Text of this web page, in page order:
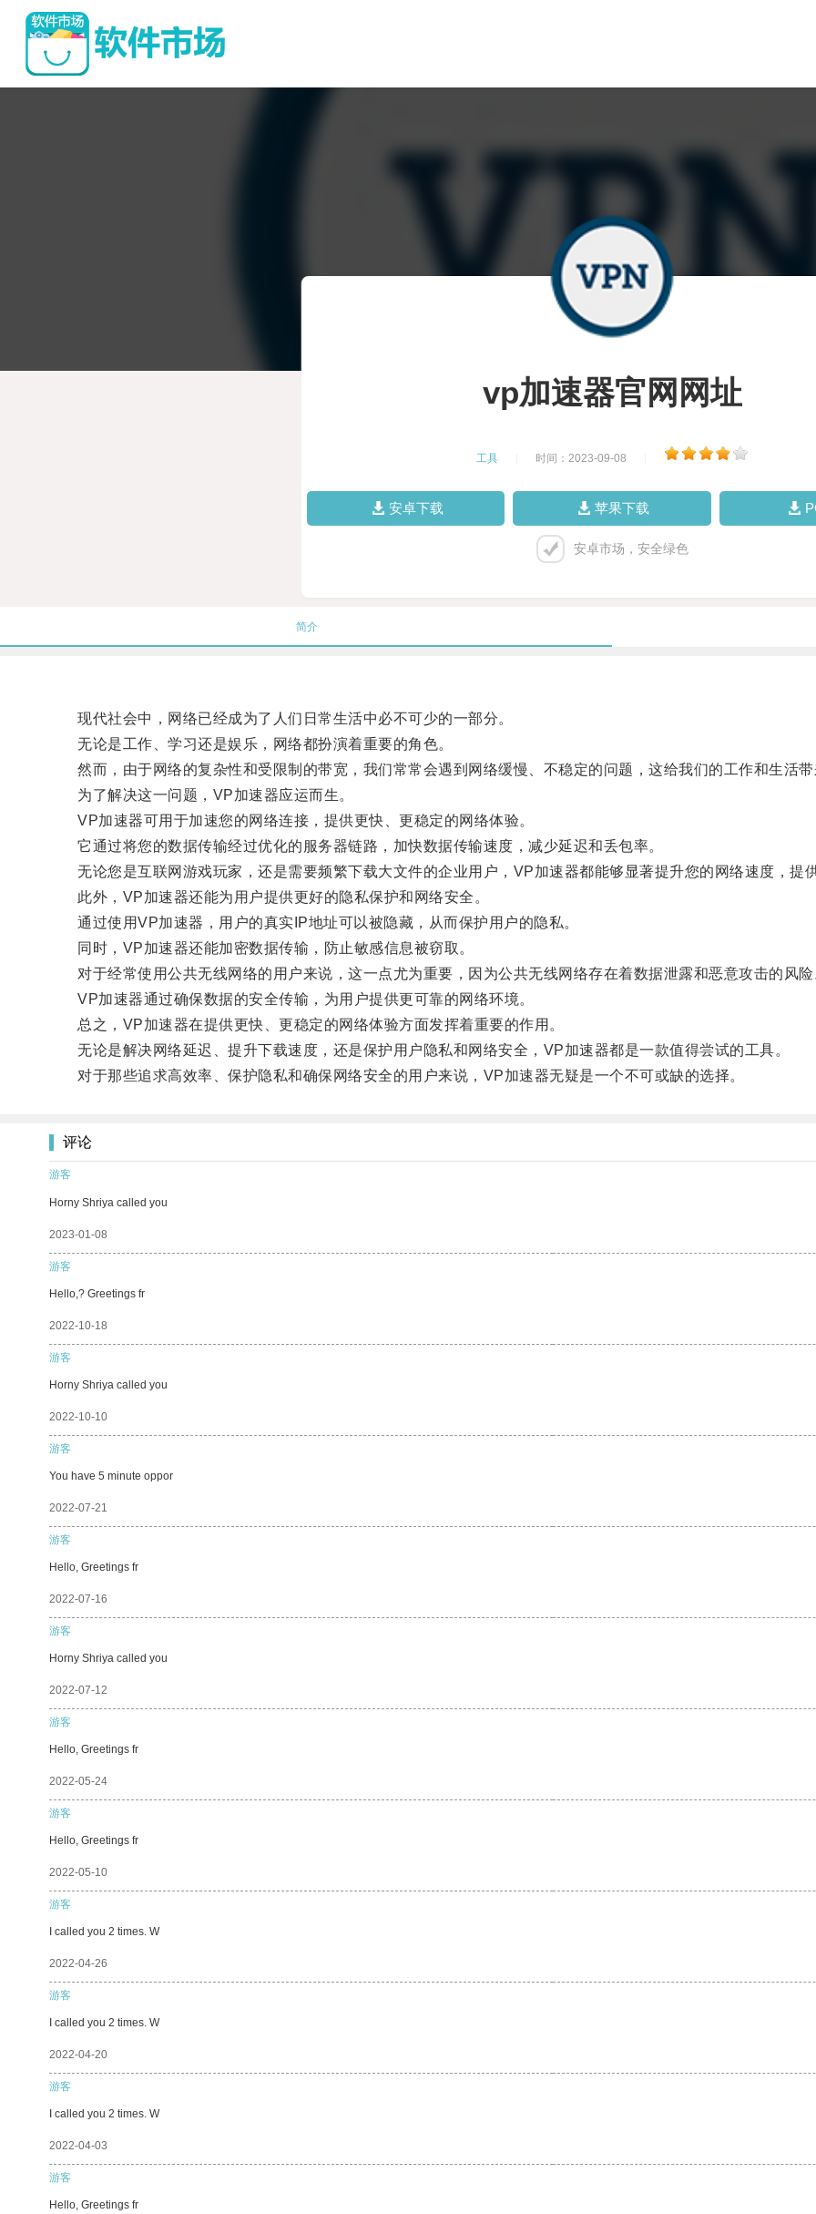
vp加速器官网网址
工具 时间：2023-09-08
安卓下载 苹果下载
安卓市场，安全绿色
简介
现代社会中，网络已经成为了人们日常生活中必不可少的一部分。
无论是工作、学习还是娱乐，网络都扮演着重要的角色。
然而，由于网络的复杂性和受限制的带宽，我们常常会遇到网络缓慢、不稳定的问题，这给我们的工作和生活带
为了解决这一问题，VP加速器应运而生。
VP加速器可用于加速您的网络连接，提供更快、更稳定的网络体验。
它通过将您的数据传输经过优化的服务器链路，加快数据传输速度，减少延迟和丢包率。
无论您是互联网游戏玩家，还是需要频繁下载大文件的企业用户，VP加速器都能够显著提升您的网络速度，提供
此外，VP加速器还能为用户提供更好的隐私保护和网络安全。
通过使用VP加速器，用户的真实IP地址可以被隐藏，从而保护用户的隐私。
同时，VP加速器还能加密数据传输，防止敏感信息被窃取。
对于经常使用公共无线网络的用户来说，这一点尤为重要，因为公共无线网络存在着数据泄露和恶意攻击的风险
VP加速器通过确保数据的安全传输，为用户提供更可靠的网络环境。
总之，VP加速器在提供更快、更稳定的网络体验方面发挥着重要的作用。
无论是解决网络延迟、提升下载速度，还是保护用户隐私和网络安全，VP加速器都是一款值得尝试的工具。
对于那些追求高效率、保护隐私和确保网络安全的用户来说，VP加速器无疑是一个不可或缺的选择。
评论
游客
Horny Shriya called you
2023-01-08
游客
Hello,? Greetings fr
2022-10-18
游客
Horny Shriya called you
2022-10-10
游客
You have 5 minute oppor
2022-07-21
游客
Hello, Greetings fr
2022-07-16
游客
Horny Shriya called you
2022-07-12
游客
Hello, Greetings fr
2022-05-24
游客
Hello, Greetings fr
2022-05-10
游客
I called you 2 times. W
2022-04-26
游客
I called you 2 times. W
2022-04-20
游客
I called you 2 times. W
2022-04-03
游客
Hello, Greetings fr